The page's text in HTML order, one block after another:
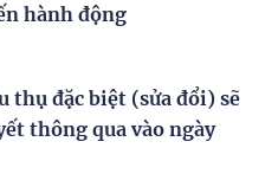
hành động
thụ đặc biệt (sửa đổi) sẽ
thông qua vào ngày